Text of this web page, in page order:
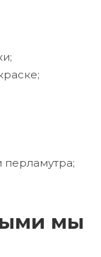
перламутра;
мы